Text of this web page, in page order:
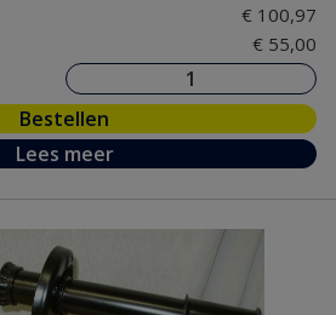
€ 100,97
€ 55,00
Bestellen
Lees meer